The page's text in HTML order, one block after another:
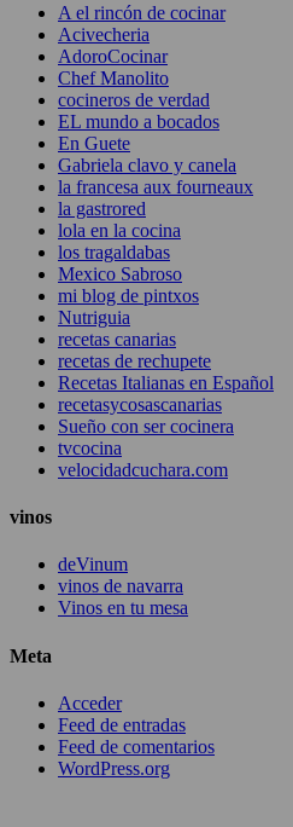
A el rincón de cocinar
Acivecheria
AdoroCocinar
Chef Manolito
cocineros de verdad
EL mundo a bocados
En Guete
Gabriela clavo y canela
la francesa aux fourneaux
la gastrored
lola en la cocina
los tragaldabas
Mexico Sabroso
mi blog de pintxos
Nutriguia
recetas canarias
recetas de rechupete
Recetas Italianas en Español
recetasycosascanarias
Sueño con ser cocinera
tvcocina
velocidadcuchara.com
vinos
deVinum
vinos de navarra
Vinos en tu mesa
Meta
Acceder
Feed de entradas
Feed de comentarios
WordPress.org